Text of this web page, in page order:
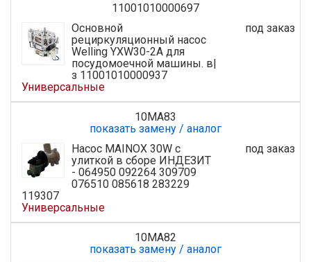
11001010000697
Основной
рециркуляционный насос
Welling YXW30-2A для
посудомоечной машины. в|
з 11001010000937
Универсальные
под заказ
10MA83
показать замену / аналог
Насос MAINOX 30W с
улиткой в сборе ИНДЕЗИТ
- 064950 092264 309709
076510 085618 283229
119307
Универсальные
под заказ
10MA82
показать замену / аналог